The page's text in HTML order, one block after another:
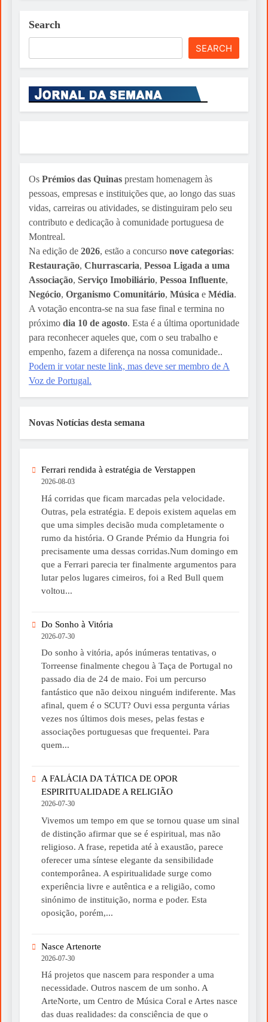
Search
SEARCH
Os Prémios das Quinas prestam homenagem às
pessoas, empresas e instituições que, ao longo das suas
vidas, carreiras ou atividades, se distinguiram pelo seu
contributo e dedicação à comunidade portuguesa de
Montreal.
Na edição de 2026, estão a concurso nove categorias:
Restauração, Churrascaria, Pessoa Ligada a uma
Associação, Serviço Imobiliário, Pessoa Influente,
Negócio, Organismo Comunitário, Música e Média.
A votação encontra-se na sua fase final e termina no
próximo dia 10 de agosto. Esta é a última oportunidade
para reconhecer aqueles que, com o seu trabalho e
empenho, fazem a diferença na nossa comunidade..
Podem ir votar neste link, mas deve ser membro de A
Voz de Portugal.
Novas Notícias desta semana
Ferrari rendida à estratégia de Verstappen
2026-08-03
Há corridas que ficam marcadas pela velocidade.
Outras, pela estratégia. E depois existem aquelas em
que uma simples decisão muda completamente o
rumo da história. O Grande Prémio da Hungria foi
precisamente uma dessas corridas.Num domingo em
que a Ferrari parecia ter finalmente argumentos para
lutar pelos lugares cimeiros, foi a Red Bull quem
voltou...
Do Sonho à Vitória
2026-07-30
Do sonho à vitória, após inúmeras tentativas, o
Torreense finalmente chegou à Taça de Portugal no
passado dia de 24 de maio. Foi um percurso
fantástico que não deixou ninguém indiferente. Mas
afinal, quem é o SCUT? Ouvi essa pergunta várias
vezes nos últimos dois meses, pelas festas e
associações portuguesas que frequentei. Para
quem...
A FALÁCIA DA TÁTICA DE OPOR
ESPIRITUALIDADE A RELIGIÃO
2026-07-30
Vivemos um tempo em que se tornou quase um sinal
de distinção afirmar que se é espiritual, mas não
religioso. A frase, repetida até à exaustão, parece
oferecer uma síntese elegante da sensibilidade
contemporânea. A espiritualidade surge como
experiência livre e autêntica e a religião, como
sinónimo de instituição, norma e poder. Esta
oposição, porém,...
Nasce Artenorte
2026-07-30
Há projetos que nascem para responder a uma
necessidade. Outros nascem de um sonho. A
ArteNorte, um Centro de Música Coral e Artes nasce
das duas realidades: da consciência de que o